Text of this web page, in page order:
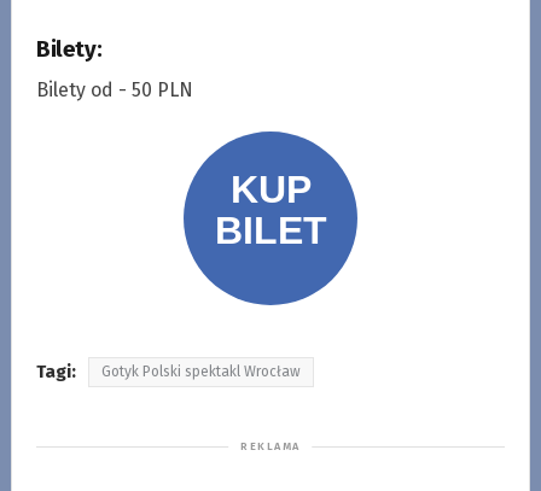
Bilety:
Bilety od - 50 PLN
Tagi: Gotyk Polski spektakl Wrocław